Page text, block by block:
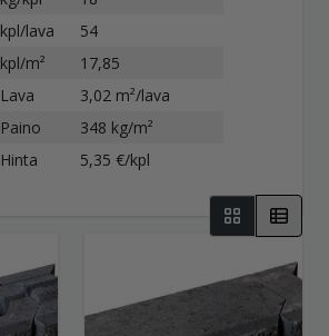
kpl/lava
54
kpl/m²
17,85
Lava
3,02 m²/lava
Paino
348 kg/m²
Hinta
5,35 €/kpl